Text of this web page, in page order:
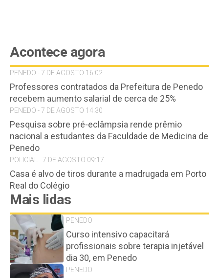
Acontece agora
PENEDO - 7 DE AGOSTO 16:02
Professores contratados da Prefeitura de Penedo
recebem aumento salarial de cerca de 25%
PENEDO - 7 DE AGOSTO 14:30
Pesquisa sobre pré-eclâmpsia rende prêmio
nacional a estudantes da Faculdade de Medicina de
Penedo
POLICIAL - 7 DE AGOSTO 09:17
Casa é alvo de tiros durante a madrugada em Porto
Real do Colégio
Mais lidas
PENEDO
Curso intensivo capacitará
profissionais sobre terapia injetável
dia 30, em Penedo
PENEDO